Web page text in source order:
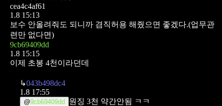
cea4c4af61
1.8 15:13
보수 안올려줘도 되니까 겸직허용 해줬으면 좋겠다.(업무관
련만 없다면)
9cb69409dd
1.8 15:15
이제 초봉 4천이라던데
↳043b498dc4
1.8 17:55
@9cb69409dd 원징 3천 약간안됨 ㅋㅋ